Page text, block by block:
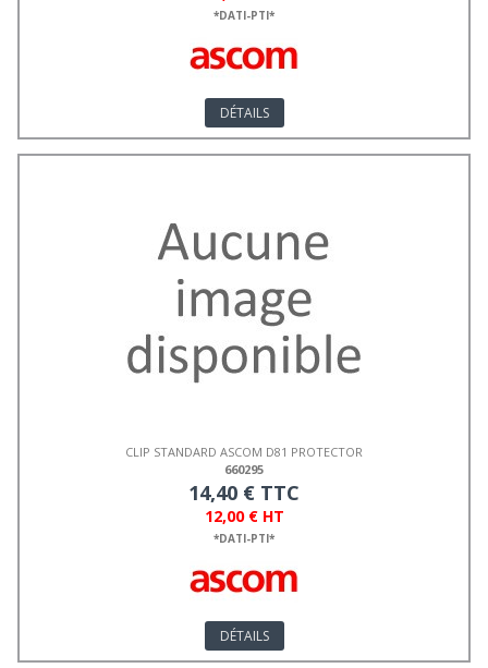
*DATI-PTI*
DÉTAILS
CLIP STANDARD ASCOM D81 PROTECTOR
660295
14,40 € TTC
12,00 € HT
*DATI-PTI*
DÉTAILS